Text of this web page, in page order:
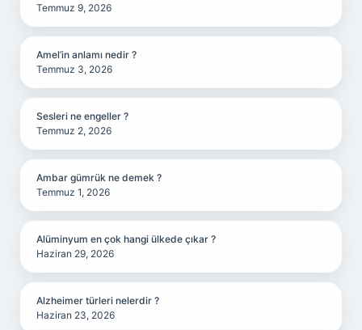
Temmuz 9, 2026
Amel’in anlamı nedir ?
Temmuz 3, 2026
Sesleri ne engeller ?
Temmuz 2, 2026
Ambar gümrük ne demek ?
Temmuz 1, 2026
Alüminyum en çok hangi ülkede çıkar ?
Haziran 29, 2026
Alzheimer türleri nelerdir ?
Haziran 23, 2026